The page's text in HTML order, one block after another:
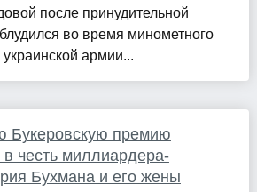
после принудительной
во время минометного
армии...
Букеровскую премию
честь миллиардера-
Бухмана и его жены